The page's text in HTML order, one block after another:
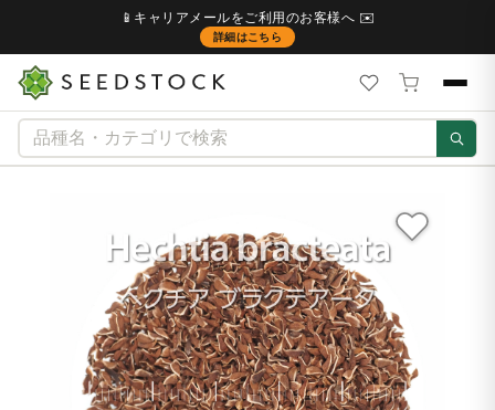
📱キャリアメールをご利用のお客様へ ✉️
詳細はこちら